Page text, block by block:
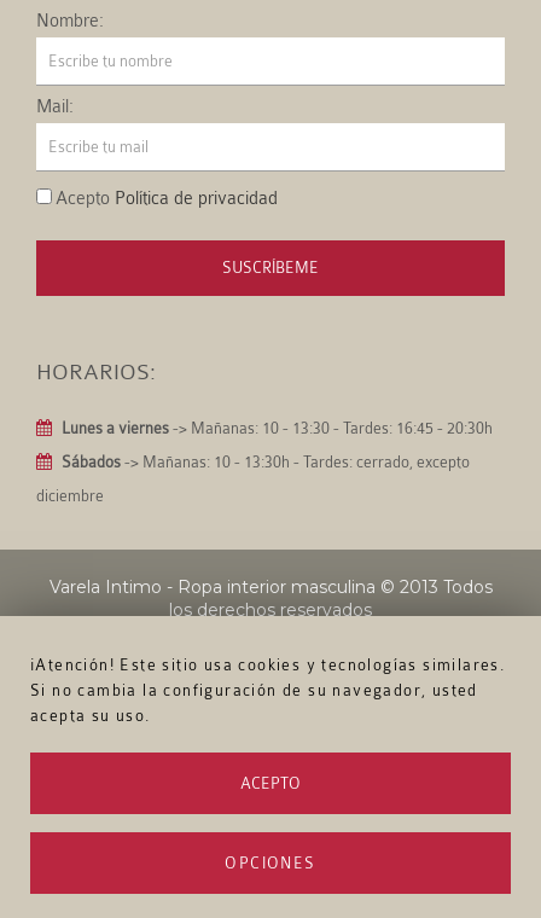
¡Atención! Este sitio usa cookies y tecnologías similares.
Si no cambia la configuración de su navegador, usted
acepta su uso.
ACEPTO
OPCIONES
Nombre:
Mail:
Acepto Política de privacidad
SUSCRÍBEME
HORARIOS:
Lunes a viernes -> Mañanas: 10 - 13:30 - Tardes: 16:45 - 20:30h
Sábados -> Mañanas: 10 - 13:30h - Tardes: cerrado, excepto
diciembre
Varela Intimo - Ropa interior masculina © 2013 Todos
los derechos reservados